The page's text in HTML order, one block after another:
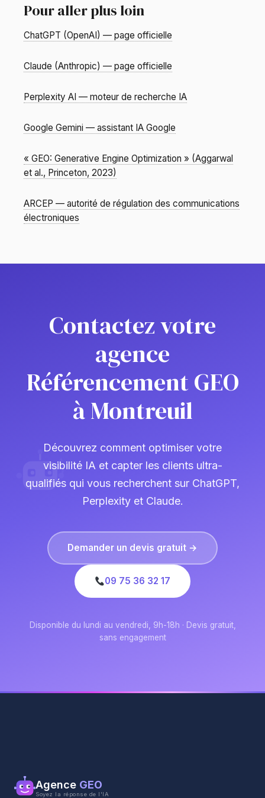
Pour aller plus loin
ChatGPT (OpenAI) — page officielle
Claude (Anthropic) — page officielle
Perplexity AI — moteur de recherche IA
Google Gemini — assistant IA Google
« GEO: Generative Engine Optimization » (Aggarwal
et al., Princeton, 2023)
ARCEP — autorité de régulation des communications
électroniques
Contactez votre
agence
Référencement GEO
à Montreuil
Découvrez comment optimiser votre
visibilité IA et capter les clients ultra-
qualifiés qui vous recherchent sur ChatGPT,
Perplexity et Claude.
Demander un devis gratuit →
09 75 36 32 17
Disponible du lundi au vendredi, 9h-18h · Devis gratuit,
sans engagement
Agence GEO
Soyez la réponse de l'IA